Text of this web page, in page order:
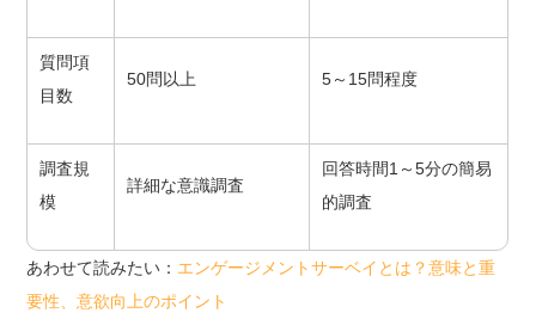
質問項
目数
50問以上 5～15問程度
調査規
模
詳細な意識調査
回答時間1～5分の簡易
的調査
あわせて読みたい： エンゲージメントサーベイとは？意味と重
要性、意欲向上のポイント